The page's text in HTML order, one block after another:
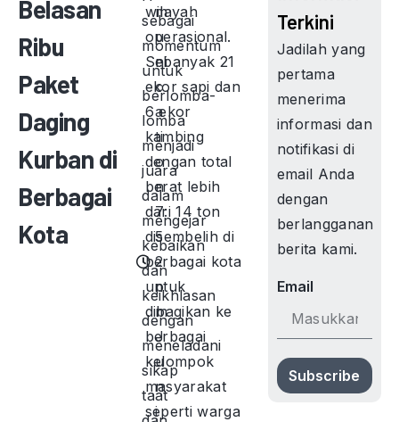
Belasan
Ribu
Paket
Daging
Kurban di
Berbagai
Kota
m
u
ni
c
a
ti
o
n
7:
5
2
p
m
J
u
n
i
sebagai
momentum
untuk
berlomba-
lomba
menjadi
juara
dalam
mengejar
kebaikan
dan
keikhlasan
dengan
meneladani
sikap
taat
wilayah
operasional.
Sebanyak 21
ekor sapi dan
6 ekor
kambing
dengan total
berat lebih
dari 14 ton
disembelih di
berbagai kota
untuk
dibagikan ke
berbagai
kelompok
masyarakat
seperti warga
Terkini
Jadilah yang
pertama
menerima
informasi dan
notifikasi di
email Anda
dengan
berlangganan
berita kami.
Email
Subscribe